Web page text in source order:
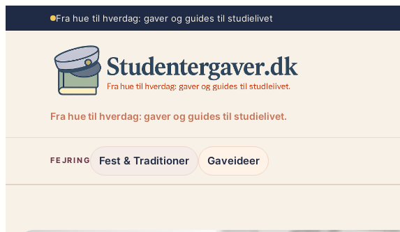
til
Fra hue til hverdag: gaver og guides til studielivet
Fra hue til hverdag: gaver og guides til studielivet.
FEJRING Fest & Traditioner Gaveideer